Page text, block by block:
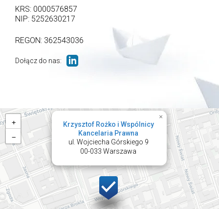
KRS: 0000576857
NIP: 5252630217
REGON: 362543036
Dołącz do nas:
Krzysztof Rożko i Wspólnicy
Kancelaria Prawna
ul. Wojciecha Górskiego 9
00-033 Warszawa
×
+
−